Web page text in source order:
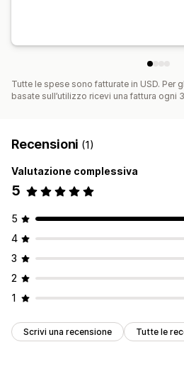
Tutte le spese sono fatturate in USD. Per
basate sull’utilizzo ricevi una fattura ogni
Recensioni (1)
Valutazione complessiva
5
5
4
3
2
1
Scrivi una recensione Tutte le